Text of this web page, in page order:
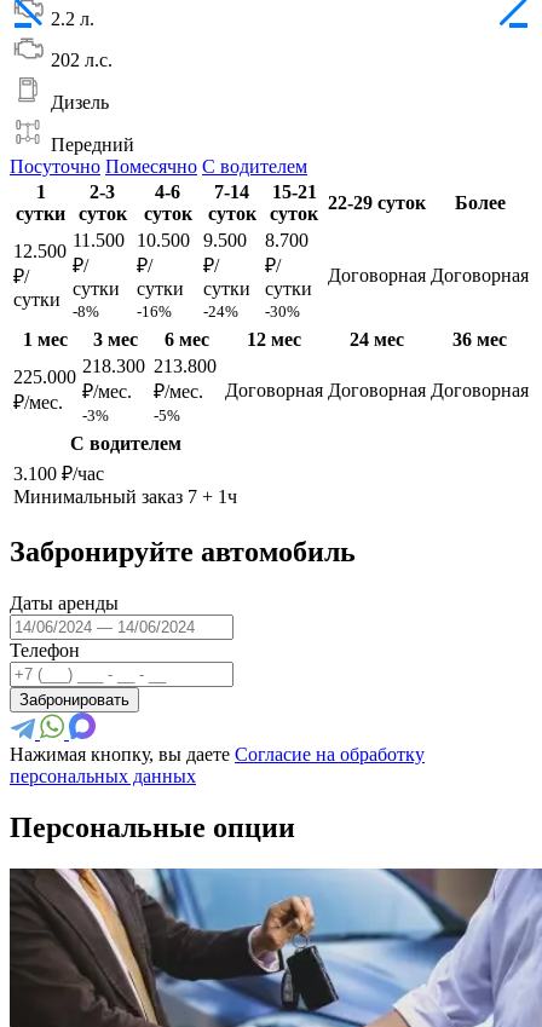
2.2 л.
202 л.с.
Дизель
Передний
Посуточно Помесячно С водителем
1
сутки
2-3
суток
4-6
суток
7-14
суток
15-21
суток
22-29 суток Более
12.500
₽/
сутки
11.500
₽/
сутки
-8%
10.500
₽/
сутки
-16%
9.500
₽/
сутки
-24%
8.700
₽/
сутки
-30%
Договорная Договорная
1 мес 3 мес 6 мес 12 мес 24 мес
36 мес
225.000
₽/мес.
218.300
₽/мес.
-3%
213.800
₽/мес.
-5%
Договорная Договорная Договорная
С водителем
3.100 ₽/час
Минимальный заказ 7 + 1ч
Забронируйте автомобиль
Даты аренды
Телефон
Забронировать
Нажимая кнопку, вы даете Согласие на обработку
персональных данных
Персональные опции